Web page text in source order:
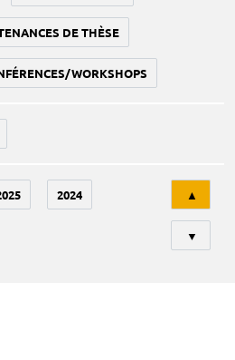
DE THÈSE
WORKSHOPS
2024 ▲
▼